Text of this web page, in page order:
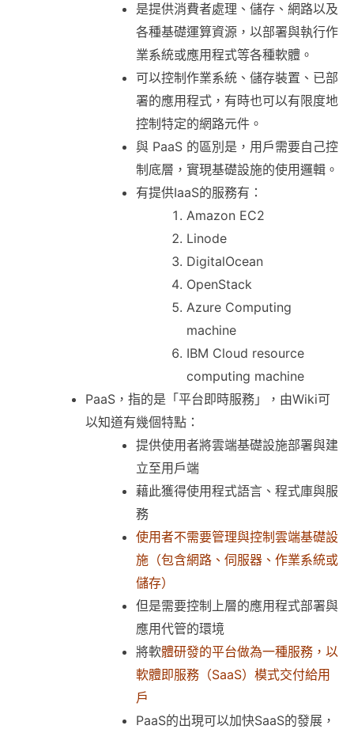
是提供消費者處理、儲存、網路以及
各種基礎運算資源，以部署與執行作
業系統或應用程式等各種軟體。
可以控制作業系統、儲存裝置、已部
署的應用程式，有時也可以有限度地
控制特定的網路元件。
與 PaaS 的區別是，用戶需要自己控
制底層，實現基礎設施的使用邏輯。
有提供IaaS的服務有：
Amazon EC2
Linode
DigitalOcean
OpenStack
Azure Computing
machine
IBM Cloud resource
computing machine
PaaS，指的是「平台即時服務」，由Wiki可
以知道有幾個特點：
提供使用者將雲端基礎設施部署與建
立至用戶端
藉此獲得使用程式語言、程式庫與服
務
使用者不需要管理與控制雲端基礎設
施（包含網路、伺服器、作業系統或
儲存）
但是需要控制上層的應用程式部署與
應用代管的環境
將軟體研發的平台做為一種服務，以
軟體即服務（SaaS）模式交付給用
戶
PaaS的出現可以加快SaaS的發展，